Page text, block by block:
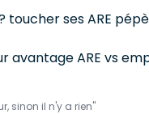
toucher ses ARE
avantage ARE vs
sinon il n'y a rien"